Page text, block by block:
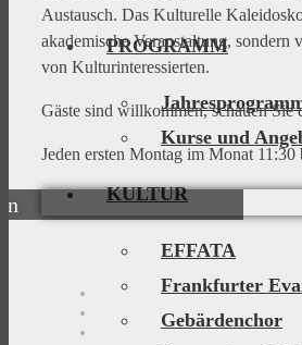
PROGRAMM
Kurse und
KULTUR
EFFATA
Frankfurter
Gebärdenchor
Austausch. Das Kulturelle
akademische Veranstaltung, sondern
von Kulturinteressierten.
Gäste sind willkommen, schauen Sie
Jeden ersten Montag im Monat 11:30
Kontaktdaten
Wegbeschreibung
Impressum